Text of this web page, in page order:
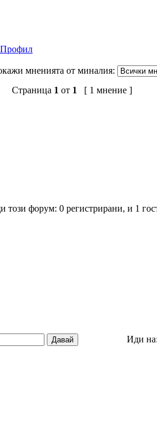
мненията от миналия:
Страница 1 от 1 [ 1 мнение ]
този форум: 0 регистрирани, и 1
Иди